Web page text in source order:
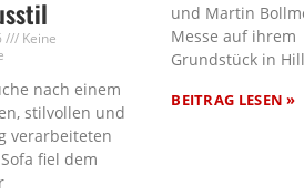
Keine
nach einem
stilvollen und
verarbeiteten
fiel dem
und Martin
Messe auf ihrem
Grundstück in
BEITRAG LESEN »